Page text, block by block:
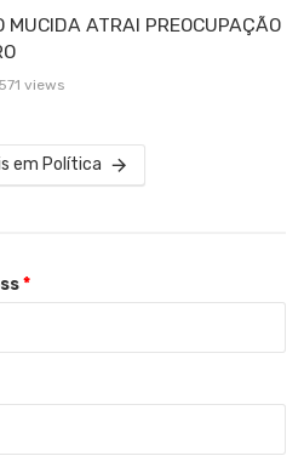
MUCIDA ATRAI PREOCUPAÇÃO
571 views
em Política
*